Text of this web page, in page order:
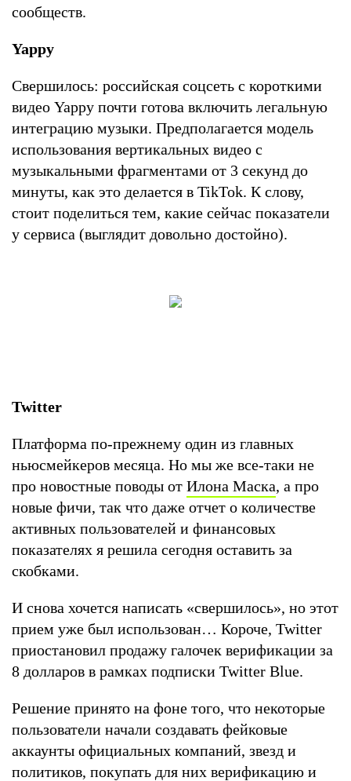
сообществ.
Yappy
Свершилось: российская соцсеть с короткими
видео Yappy почти готова включить легальную
интеграцию музыки. Предполагается модель
использования вертикальных видео с
музыкальными фрагментами от 3 секунд до
минуты, как это делается в TikTok. К слову,
стоит поделиться тем, какие сейчас показатели
у сервиса (выглядит довольно достойно).
Twitter
Платформа по-прежнему один из главных
ньюсмейкеров месяца. Но мы же все-таки не
про новостные поводы от Илона Маска, а про
новые фичи, так что даже отчет о количестве
активных пользователей и финансовых
показателях я решила сегодня оставить за
скобками.
И снова хочется написать «свершилось», но этот
прием уже был использован… Короче, Twitter
приостановил продажу галочек верификации за
8 долларов в рамках подписки Twitter Blue.
Решение принято на фоне того, что некоторые
пользователи начали создавать фейковые
аккаунты официальных компаний, звезд и
политиков, покупать для них верификацию и